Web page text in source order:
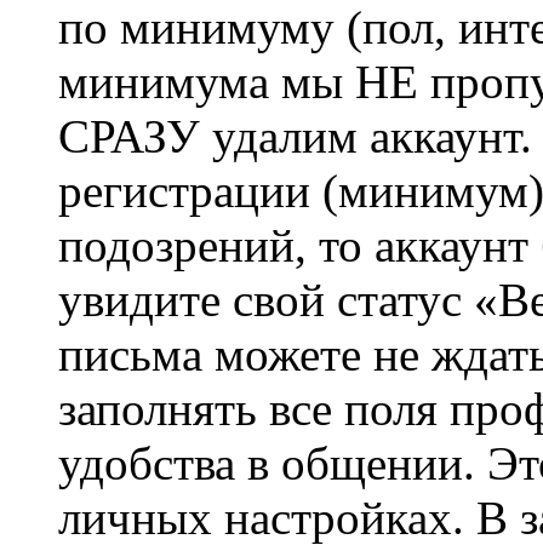
по минимуму (пол,
минимума мы НЕ
СРАЗУ удалим
регистрации
подозрений, то
увидите свой статус
письма можете не
заполнять все поля
удобства в общении.
личных настройках. В